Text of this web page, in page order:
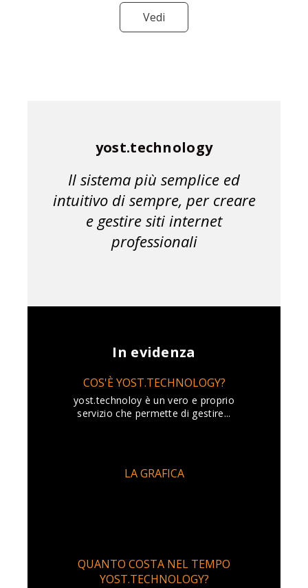
Vedi
yost.technology
Il sistema più semplice ed
intuitivo di sempre, per creare
e gestire siti internet
professionali
In evidenza
COS'È YOST.TECHNOLOGY?
yost.technoloy è un vero e proprio
servizio che permette di gestire...
LA GRAFICA
QUANTO COSTA NEL TEMPO
YOST.TECHNOLOGY?